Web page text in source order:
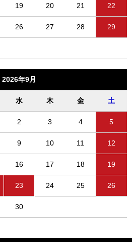
19 20 21 22
26 27 28 29
2026年9月
水 木 金 土
2 3 4 5
9 10 11 12
16 17 18 19
23 24 25 26
30